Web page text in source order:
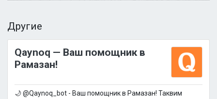
Другие
Qaynoq — Ваш помощник в
Рамазан!
🌙 @Qaynoq_bot - Ваш помощник в Рамазан! Таквим